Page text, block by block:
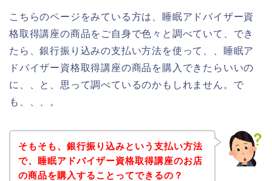
こちらのページをみている方は、睡眠アドバイザー資
格取得講座の商品をご自身で色々と調べていて、でき
たら、銀行振り込みの支払い方法を使って、、睡眠ア
ドバイザー資格取得講座の商品を購入できたらいいの
に、、と、思って調べているのかもしれません。で
も、、、。
そもそも、銀行振り込みという支払い方法
で、睡眠アドバイザー資格取得講座のお店
の商品を購入することってできるの？